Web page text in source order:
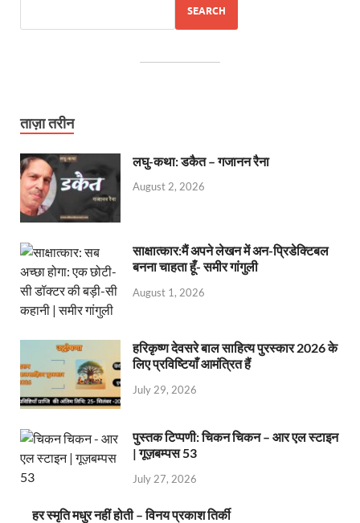
SEARCH
ताज़ा तरीन
लघु-कथा: डकैत – गजानन रैना
August 2, 2026
साक्षात्कार:मैं अपने लेखन में अन-प्रिडेक्टिबल
बनना चाहता हूँ- समीर गांगुली
August 1, 2026
हरिकृष्ण देवसरे बाल साहित्य पुरस्कार 2026 के
लिए प्रविष्टियाँ आमंत्रित हैं
July 29, 2026
पुस्तक टिप्पणी: चिकन चिकन – आर एल स्टाइन
| गूज़बम्पस 53
July 27, 2026
हर स्मृति मधुर नहीं होती – विनय प्रकाश तिर्की